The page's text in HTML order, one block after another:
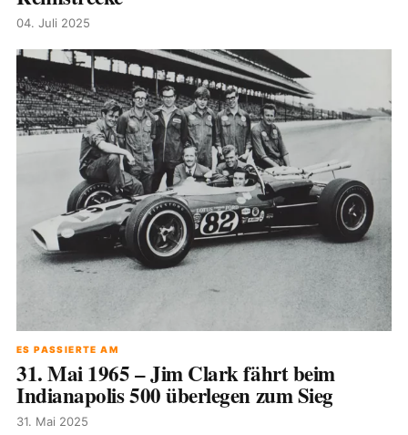
04. Juli 2025
ES PASSIERTE AM
31. Mai 1965 – Jim Clark fährt beim
Indianapolis 500 überlegen zum Sieg
31. Mai 2025